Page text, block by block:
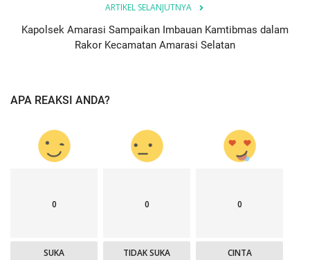
ARTIKEL SELANJUTNYA
Kapolsek Amarasi Sampaikan Imbauan Kamtibmas dalam
Rakor Kecamatan Amarasi Selatan
APA REAKSI ANDA?
0
SUKA
0
TIDAK SUKA
0
CINTA